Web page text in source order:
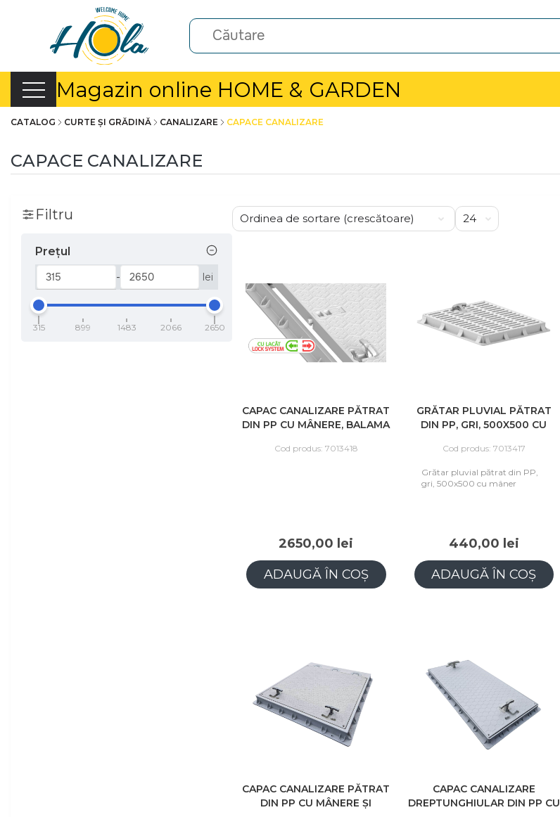
Magazin online HOME & GARDEN
CATALOG CURTE ȘI GRĂDINĂ CANALIZARE CAPACE CANALIZARE
CAPACE CANALIZARE
Filtru
Prețul
-
lei
315 899 1483 2066 2650
CAPAC CANALIZARE PĂTRAT
DIN PP CU MÂNERE, BALAMA
Cod produs: 7013418
2650,00 lei
ADAUGĂ ÎN COȘ
GRĂTAR PLUVIAL PĂTRAT
DIN PP, GRI, 500X500 CU
Cod produs: 7013417
Grătar pluvial pătrat din PP,
gri, 500x500 cu mâner
440,00 lei
ADAUGĂ ÎN COȘ
CAPAC CANALIZARE PĂTRAT
DIN PP CU MÂNERE ȘI
CAPAC CANALIZARE
DREPTUNGHIULAR DIN PP CU